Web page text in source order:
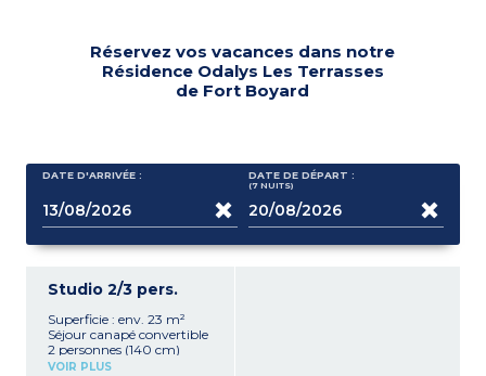
Réservez vos vacances dans notre
Résidence Odalys Les Terrasses
de Fort Boyard
DATE D'ARRIVÉE : DATE DE DÉPART :
(7 NUITS)
Studio 2/3 pers.
Superficie : env. 23 m²
Séjour canapé convertible
2 personnes (140 cm)
Entrée coin couchage avec
VOIR PLUS